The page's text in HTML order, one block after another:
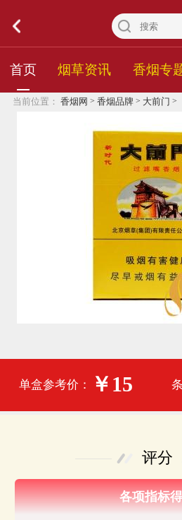
首页 烟草资讯 香烟专
当前位置： 香烟网 > 香烟品牌 > 大前门 >
单盒参考价： ￥15
评分
各项指标